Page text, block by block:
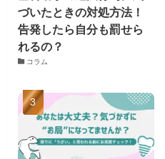
づいたときの対処方法！
告発したら自分も罰せら
れるの？
コラム